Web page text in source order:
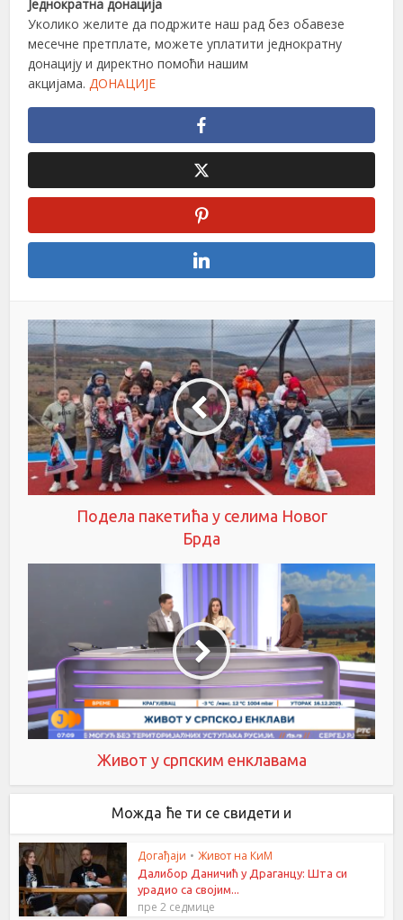
Једнократна донација
Уколико желите да подржите наш рад без обавезе
месечне претплате, можете уплатити једнократну
донацију и директно помоћи нашим
акцијама. ДОНАЦИЈЕ
Подела пакетића у селима Новог
Брда
Живот у српским енклавама
Можда ће ти се свидети и
Догађаји • Живот на КиМ
Далибор Даничић у Драганцу: Шта си
урадио са својим...
пре 2 седмице